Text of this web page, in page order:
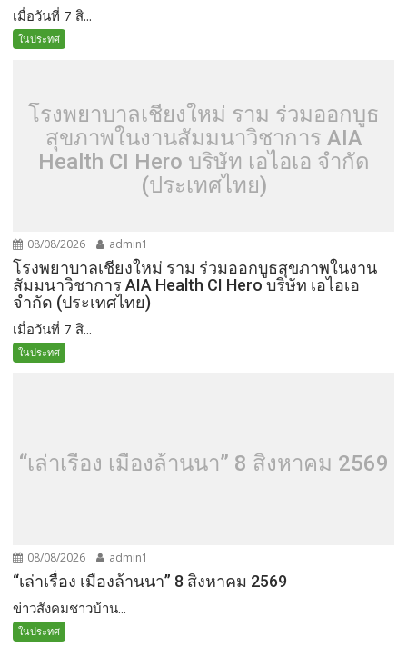
เมื่อวันที่ 7 สิ...
ในประทศ
โรงพยาบาลเชียงใหม่ ราม ร่วมออกบูธ
สุขภาพในงานสัมมนาวิชาการ AIA
Health CI Hero บริษัท เอไอเอ จำกัด
(ประเทศไทย)
08/08/2026 admin1
โรงพยาบาลเชียงใหม่ ราม ร่วมออกบูธสุขภาพในงาน
สัมมนาวิชาการ AIA Health CI Hero บริษัท เอไอเอ
จำกัด (ประเทศไทย)
เมื่อวันที่ 7 สิ...
ในประทศ
“เล่าเรื่อง เมืองล้านนา” 8 สิงหาคม 2569
08/08/2026 admin1
“เล่าเรื่อง เมืองล้านนา” 8 สิงหาคม 2569
ข่าวสังคมชาวบ้าน...
ในประทศ